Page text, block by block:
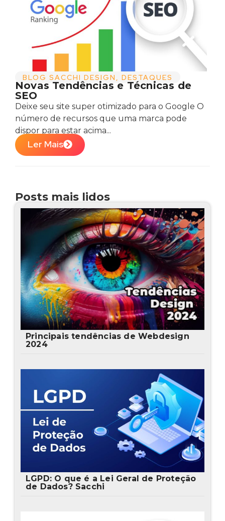
BLOG SACCHI DESIGN , DESTAQUES
Novas Tendências e Técnicas de
SEO
Deixe seu site super otimizado para o Google O
número de recursos que uma marca pode
dispor para estar acima...
Ler Mais
Posts mais lidos
Principais tendências de Webdesign
2024
LGPD: O que é a Lei Geral de Proteção
de Dados? Sacchi